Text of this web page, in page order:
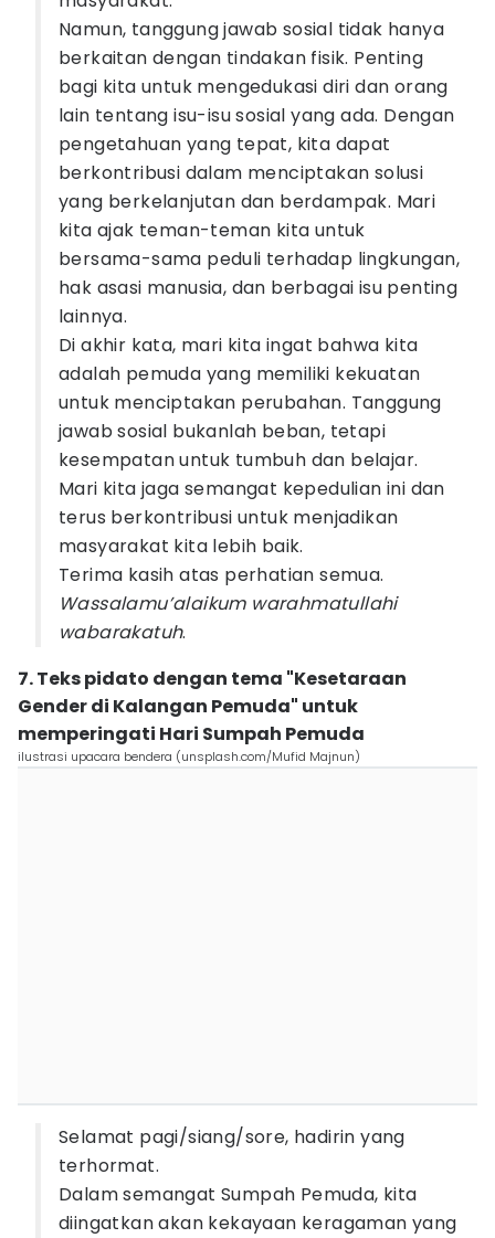
Namun, tanggung jawab sosial tidak hanya
berkaitan dengan tindakan fisik. Penting
bagi kita untuk mengedukasi diri dan orang
lain tentang isu-isu sosial yang ada. Dengan
pengetahuan yang tepat, kita dapat
berkontribusi dalam menciptakan solusi
yang berkelanjutan dan berdampak. Mari
kita ajak teman-teman kita untuk
bersama-sama peduli terhadap lingkungan,
hak asasi manusia, dan berbagai isu penting
lainnya.
Di akhir kata, mari kita ingat bahwa kita
adalah pemuda yang memiliki kekuatan
untuk menciptakan perubahan. Tanggung
jawab sosial bukanlah beban, tetapi
kesempatan untuk tumbuh dan belajar.
Mari kita jaga semangat kepedulian ini dan
terus berkontribusi untuk menjadikan
masyarakat kita lebih baik.
Terima kasih atas perhatian semua.
Wassalamu’alaikum warahmatullahi
wabarakatuh.
7. Teks pidato dengan tema "Kesetaraan
Gender di Kalangan Pemuda" untuk
memperingati Hari Sumpah Pemuda
ilustrasi upacara bendera (unsplash.com/Mufid Majnun)
Selamat pagi/siang/sore, hadirin yang
terhormat.
Dalam semangat Sumpah Pemuda, kita
diingatkan akan kekayaan keragaman yang